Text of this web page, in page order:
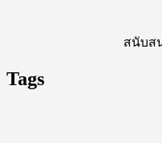
สนับส
Tags